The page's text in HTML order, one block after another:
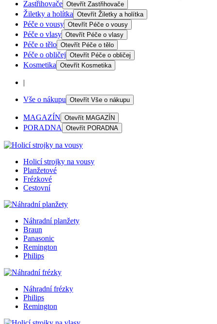
Zastřihovače Otevřít Zastřihovače
Žiletky a holítka Otevřít Žiletky a holítka
Péče o vousy Otevřít Péče o vousy
Péče o vlasy Otevřít Péče o vlasy
Péče o tělo Otevřít Péče o tělo
Péče o obličej Otevřít Péče o obličej
Kosmetika Otevřít Kosmetika
|
Vše o nákupu Otevřít Vše o nákupu
MAGAZÍN Otevřít MAGAZÍN
PORADNA Otevřít PORADNA
Holicí strojky na vousy
Planžetové
Frézkové
Cestovní
Náhradní planžety
Braun
Panasonic
Remington
Philips
Náhradní frézky
Philips
Remington